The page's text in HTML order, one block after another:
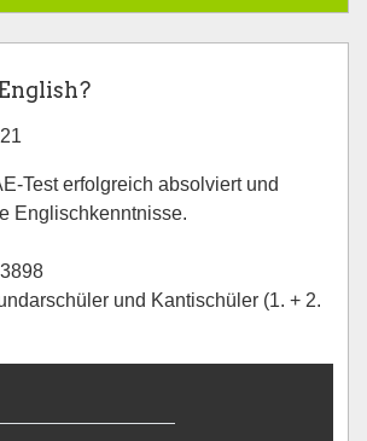
Test erfolgreich absolviert und
Englischkenntnisse.
und Kantischüler (1. + 2.